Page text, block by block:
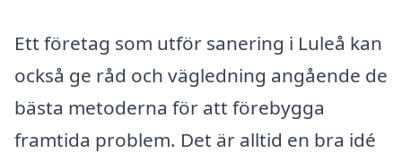
Ett företag som utför sanering i Luleå kan
också ge råd och vägledning angående de
bästa metoderna för att förebygga
framtida problem. Det är alltid en bra idé